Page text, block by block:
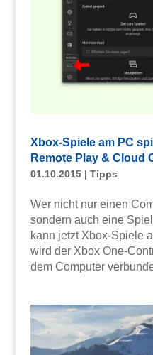
Xbox-Spiele am PC
Remote Play & Cloud
01.10.2015| Tipps
Wer nicht nur einen
sondern auch eine
kann jetzt Xbox-Spiele
wird der Xbox One-
dem Computer